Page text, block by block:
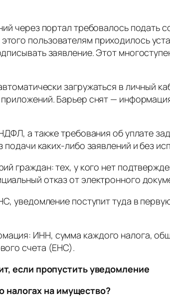
через портал требовалось подать
пользователям приходилось
заявление. Этот
загружаться в личный
Барьер снят —
а также требования об уплате
каких-либо заявлений и без
граждан: тех, у кого нет
отказ от электронного
уведомление поступит туда в
ИНН, сумма каждого налога,
счета (ЕНС).
если пропустить уведомление
налогах на имущество?